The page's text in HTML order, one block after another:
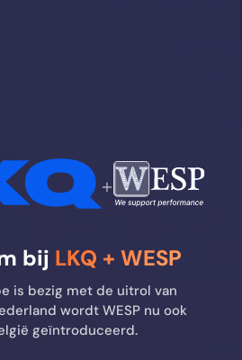
+
bij LKQ + WESP
is bezig met de uitrol van
wordt WESP nu ook
geïntroduceerd.